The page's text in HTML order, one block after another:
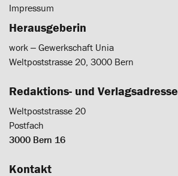
Impressum
Herausgeberin
work ‒ Gewerkschaft Unia
Weltpoststrasse 20, 3000 Bern
Redaktions- und Verlagsadresse
Weltpoststrasse 20
Postfach
3000 Bern 16
Kontakt